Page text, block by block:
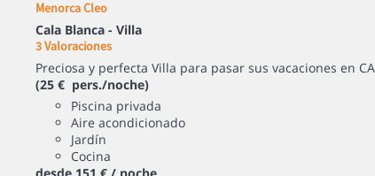
Menorca Cleo
Cala Blanca - Villa
3 Valoraciones
Preciosa y perfecta Villa para pasar sus vacaciones en
(25 € pers./noche)
Piscina privada
Aire acondicionado
Jardín
Cocina